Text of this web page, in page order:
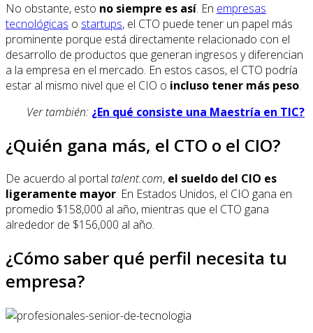
No obstante, esto no siempre es así. En empresas
tecnológicas o startups, el CTO puede tener un papel más
prominente porque está directamente relacionado con el
desarrollo de productos que generan ingresos y diferencian
a la empresa en el mercado. En estos casos, el CTO podría
estar al mismo nivel que el CIO o incluso tener más peso.
Ver también: ¿En qué consiste una Maestría en TIC?
¿Quién gana más, el CTO o el CIO?
De acuerdo al portal talent.com, el sueldo del CIO es
ligeramente mayor. En Estados Unidos, el CIO gana en
promedio $158,000 al año, mientras que el CTO gana
alrededor de $156,000 al año.
¿Cómo saber qué perfil necesita tu
empresa?